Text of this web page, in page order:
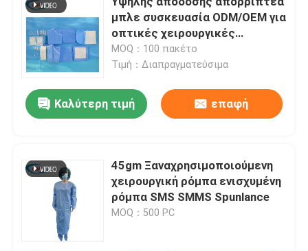
μπλε συσκευασία ODM/OEM για
οπτικές χειρουργικές
επεμβάσεις
MOQ：100 πακέτο
Τιμή：Διαπραγματεύσιμα
Καλύτερη τιμή επαφή
45gm Ξαναχρησιμοποιούμενη
χειρουργική ρόμπα ενισχυμένη
ρόμπα SMS SMMS Spunlance
MOQ：500 PC